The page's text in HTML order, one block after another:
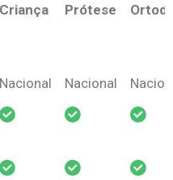
Criança Prótese
Criança Prótese
Nacional Nacional